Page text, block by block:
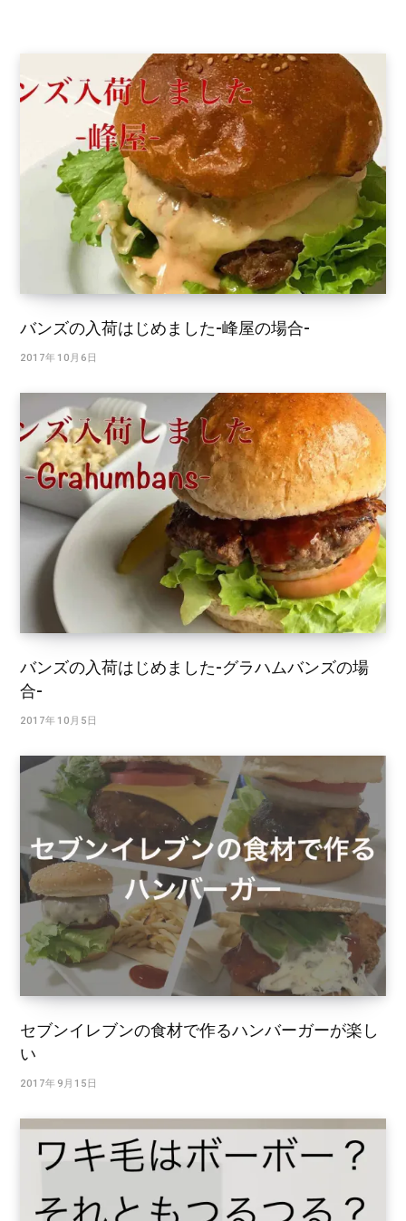
バンズの入荷はじめました-峰屋の場合-
2017年10月6日
バンズの入荷はじめました-グラハムバンズの場
合-
2017年10月5日
セブンイレブンの食材で作るハンバーガーが楽し
い
2017年9月15日